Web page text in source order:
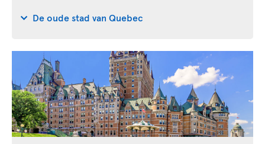
De oude stad van Quebec